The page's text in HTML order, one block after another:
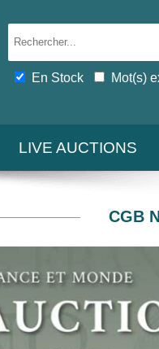
En Stock Mot(s)
LIVE AUCTIONS
CGB